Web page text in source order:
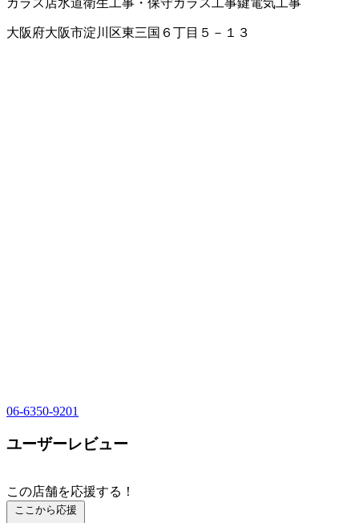
大阪府大阪市淀川区東三国６丁目５－１３
06-6350-9201
ユーザーレビュー
この店舗を応援する！
ここから応援